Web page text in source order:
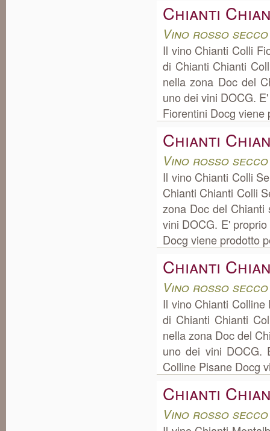
Chianti
Vino rosso
Il vino Chianti Colli
di Chianti Chianti
nella zona Doc del
uno dei vini DOCG.
Fiorentini Docg viene
Chianti
Vino rosso
Il vino Chianti Colli
Chianti Chianti Colli
zona Doc del Chianti
vini DOCG. E'
Docg viene prodotto
Chianti
Vino rosso
Il vino Chianti
di Chianti Chianti
nella zona Doc del
uno dei vini DOCG.
Colline Pisane Docg
Chianti
Vino rosso